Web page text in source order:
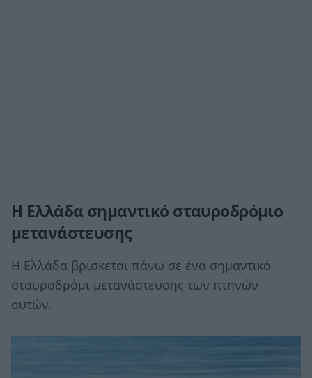
Η Ελλάδα σημαντικό σταυροδρόμιο
μετανάστευσης
Η Ελλάδα βρίσκεται πάνω σε ένα σημαντικό
σταυροδρόμι μετανάστευσης των πτηνών
αυτών.